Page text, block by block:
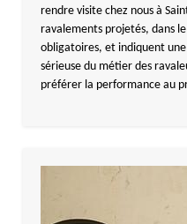
rendre visite chez nous à
ravalements projetés, dans
obligatoires, et indiquent
sérieuse du métier des
préférer la performance au